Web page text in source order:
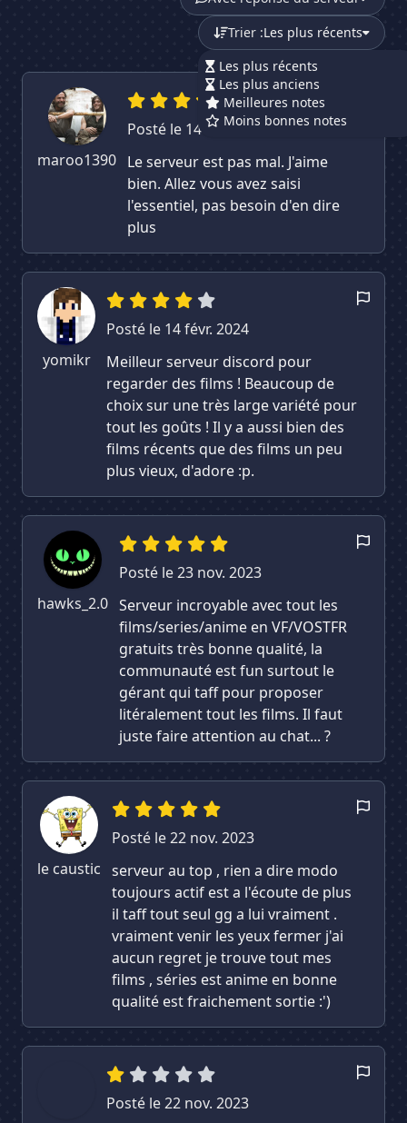
Trier :Les plus récents
Les plus récents
Les plus anciens
Meilleures notes
Moins bonnes notes
maroo1390
Posté le 14 févr. 2024
Le serveur est pas mal. J'aime
bien. Allez vous avez saisi
l'essentiel, pas besoin d'en dire
plus
yomikr
Posté le 14 févr. 2024
Meilleur serveur discord pour
regarder des films ! Beaucoup de
choix sur une très large variété pour
tout les goûts ! Il y a aussi bien des
films récents que des films un peu
plus vieux, d'adore :p.
hawks_2.0
Posté le 23 nov. 2023
Serveur incroyable avec tout les
films/series/anime en VF/VOSTFR
gratuits très bonne qualité, la
communauté est fun surtout le
gérant qui taff pour proposer
litéralement tout les films. Il faut
juste faire attention au chat... ?
le caustic
Posté le 22 nov. 2023
serveur au top , rien a dire modo
toujours actif est a l'écoute de plus
il taff tout seul gg a lui vraiment .
vraiment venir les yeux fermer j'ai
aucun regret je trouve tout mes
films , séries est anime en bonne
qualité est fraichement sortie :')
Posté le 22 nov. 2023